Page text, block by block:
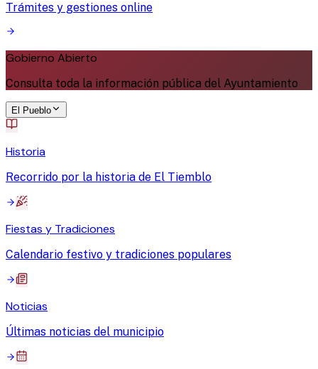
Trámites y gestiones online
Gobierno Abierto
Consulta toda la información pública del Ayuntamiento
El Pueblo
Historia
Recorrido por la historia de El Tiemblo
Fiestas y Tradiciones
Calendario festivo y tradiciones populares
Noticias
Últimas noticias del municipio